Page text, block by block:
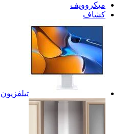
ميكروويف
كشاف
تيلفزيون